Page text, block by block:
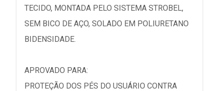
TECIDO, MONTADA PELO SISTEMA STROBEL,
SEM BICO DE AÇO, SOLADO EM POLIURETANO
BIDENSIDADE.
APROVADO PARA:
PROTEÇÃO DOS PÉS DO USUÁRIO CONTRA